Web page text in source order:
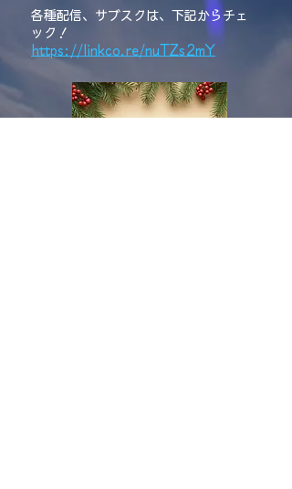
各種配信、サブスクは、下記からチェ
ック！
https://linkco.re/nuTZs2mY